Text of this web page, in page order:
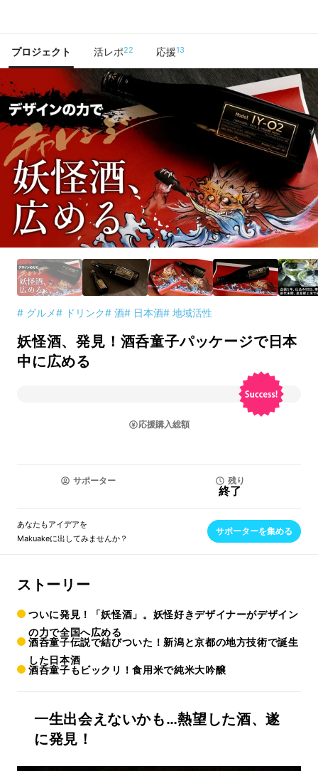
プロジェクト 活レポ22 応援13
# グルメ# ドリンク# 酒# 日本酒# 地域活性
妖怪酒、発見！酒呑童子パッケージで日本
中に広める
応援購入総額
サポーター 残り
終了
あなたもアイデアを
Makuakeに出してみませんか？
サポーターを集める
ストーリー
ついに発見！「妖怪酒」。妖怪好きデザイナーがデザイン
の力で全国へ広める
酒呑童子伝説で結びついた！新潟と京都の地方技術で誕生
した日本酒
酒呑童子もビックリ！食用米で純米大吟醸
一生出会えないかも…熱望した酒、遂
に発見！